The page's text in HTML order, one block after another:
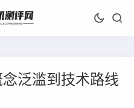
泛滥到技术路线